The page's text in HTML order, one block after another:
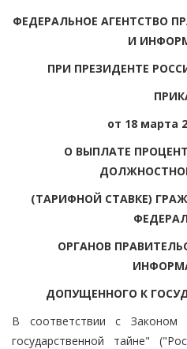
ФЕДЕРАЛЬНОЕ АГЕНТСТВО
И
ПРИ ПРЕЗИДЕНТЕ
от 18 марта
О ВЫПЛАТЕ
(ТАРИФНОЙ СТАВКЕ)
ОРГАНОВ
ДОПУЩЕННОГО К
В соответствии с Законом
государственной тайне"